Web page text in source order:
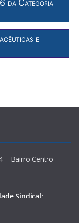
da Categoria
e
– Bairro Centro
Sindical: